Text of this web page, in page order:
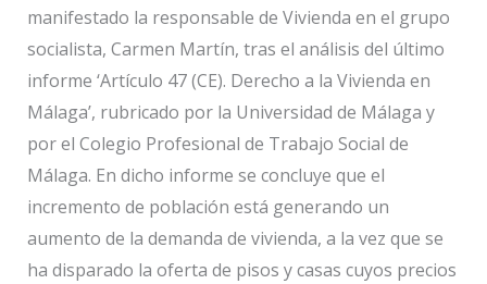
manifestado la responsable de Vivienda en el grupo
socialista, Carmen Martín, tras el análisis del último
informe ‘Artículo 47 (CE). Derecho a la Vivienda en
Málaga’, rubricado por la Universidad de Málaga y
por el Colegio Profesional de Trabajo Social de
Málaga. En dicho informe se concluye que el
incremento de población está generando un
aumento de la demanda de vivienda, a la vez que se
ha disparado la oferta de pisos y casas cuyos precios